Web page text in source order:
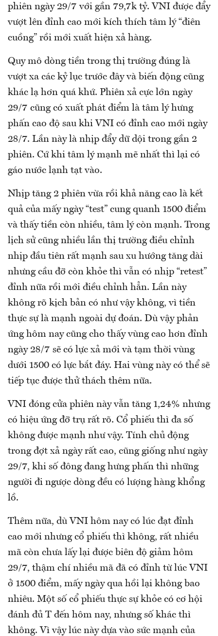
phiên ngày 29/7 với gần 79,7k tỷ. VNI được đẩy
vượt lên đỉnh cao mới kích thích tâm lý “điên
cuồng” rồi mới xuất hiện xả hàng.
Quy mô dòng tiền trong thị trường đúng là
vượt xa các kỷ lục trước đây và biến động cũng
khác lạ hơn quá khứ. Phiên xả cực lớn ngày
29/7 cũng có xuất phát điểm là tâm lý hưng
phấn cao độ sau khi VNI có đỉnh cao mới ngày
28/7. Lần này là nhịp đẩy dữ dội trong gần 2
phiên. Cứ khi tâm lý mạnh mẽ nhất thì lại có
gáo nước lạnh tạt vào.
Nhịp tăng 2 phiên vừa rồi khả năng cao là kết
quả của mấy ngày “test” cung quanh 1500 điểm
và thấy tiền còn nhiều, tâm lý còn mạnh. Trong
lịch sử cũng nhiều lần thị trường điều chỉnh
nhịp đầu tiên rất mạnh sau xu hướng tăng dài
nhưng cầu đỡ còn khỏe thì vẫn có nhịp “retest”
đỉnh nữa rồi mới điều chỉnh hẳn. Lần này
không rõ kịch bản có như vậy không, vì tiền
thực sự là mạnh ngoài dự đoán. Dù vậy phản
ứng hôm nay cũng cho thấy vùng cao hơn đỉnh
ngày 28/7 sẽ có lực xả mới và tạm thời vùng
dưới 1500 có lực bắt đáy. Hai vùng này có thể sẽ
tiếp tục được thử thách thêm nữa.
VNI đóng cửa phiên này vẫn tăng 1,24% nhưng
có hiệu ứng đỡ trụ rất rõ. Cổ phiếu thì đa số
không được mạnh như vậy. Tính chủ động
trong đợt xả ngày rất cao, cũng giống như ngày
29/7, khi số đông đang hưng phấn thì những
người đi ngược dòng đều có lượng hàng khổng
lồ.
Thêm nữa, dù VNI hôm nay có lúc đạt đỉnh
cao mới nhưng cổ phiếu thì không, rất nhiều
mã còn chưa lấy lại được biên độ giảm hôm
29/7, thậm chí nhiều mã đã có đỉnh từ lúc VNI
ở 1500 điểm, mấy ngày qua hồi lại không bao
nhiêu. Một số cổ phiếu thực sự khỏe có cơ hội
đánh đủ T đến hôm nay, nhưng số khác thì
không. Vì vậy lúc này dựa vào sức mạnh của